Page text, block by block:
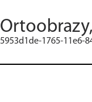
5953d1de-1765-11e6-